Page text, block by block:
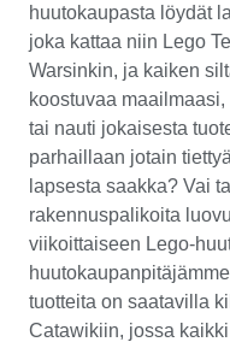
huutokaupasta löydät
joka kattaa niin Lego
Warsinkin, ja kaiken
koostuvaa
tai nauti jokaisesta
parhaillaan jotain
lapsesta saakka? Vai
rakennuspalikoita
viikoittaiseen Lego-
tuotteita on saatavilla
Catawikiin, jossa